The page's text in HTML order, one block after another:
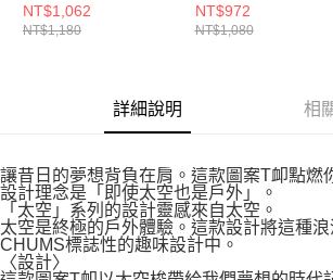
Pocket T 中大童 短袖
上衣 米灰色
NT$1,062
NT$1,180
短袖上衣 藍色
CH211356A001
NT$972
NT$1,080
詳細說明 相
讓昔日的夢想背負在肩。這款圖案T卹點燃
設計理念是「即使太空也是戶外」。
「太空」系列的設計靈感來自太空。
太空是終極的戶外體驗。這款設計將這種浪
CHUMS標誌性的趣味設計中。
〈設計〉